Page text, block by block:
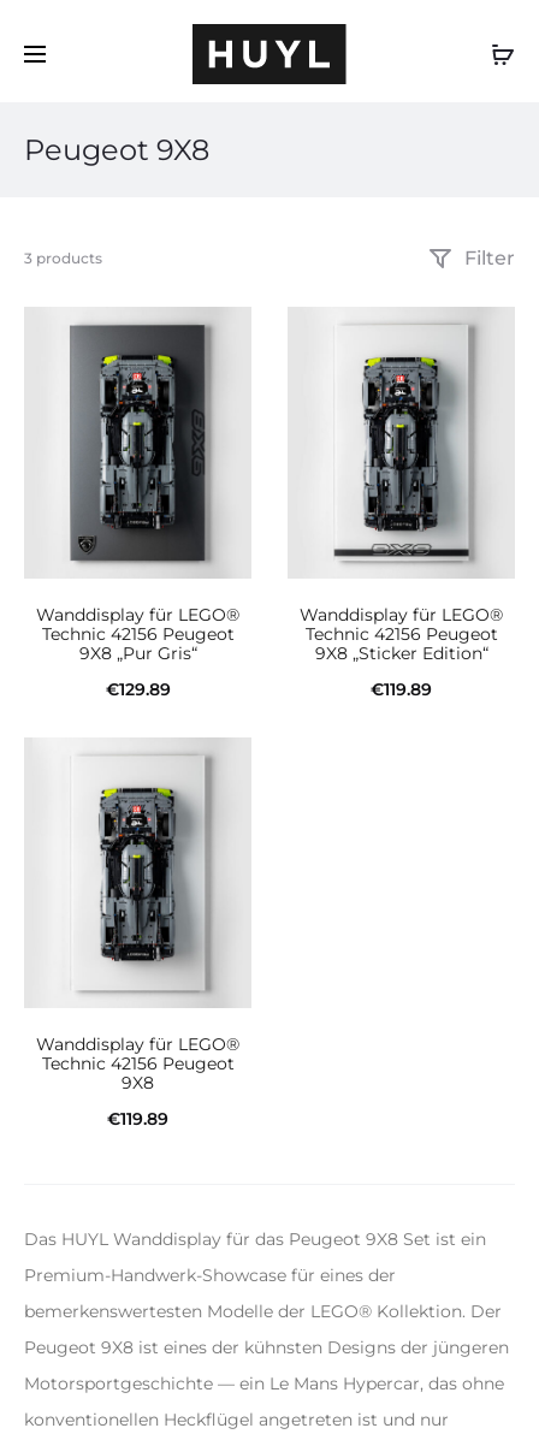
Peugeot 9X8
3 productsAlle
werden
angezeigt
Nach
Beliebtheit
sortiert
Filter
Wanddisplay für LEGO®
Technic 42156 Peugeot
9X8 „Pur Gris“
€129.89
Wanddisplay für LEGO®
Technic 42156 Peugeot
9X8 „Sticker Edition“
€119.89
Wanddisplay für LEGO®
Technic 42156 Peugeot
9X8
€119.89
Das HUYL Wanddisplay für das Peugeot 9X8 Set ist ein
Premium-Handwerk-Showcase für eines der
bemerkenswertesten Modelle der LEGO® Kollektion. Der
Peugeot 9X8 ist eines der kühnsten Designs der jüngeren
Motorsportgeschichte — ein Le Mans Hypercar, das ohne
konventionellen Heckflügel angetreten ist und nur